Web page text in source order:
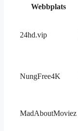
Webbplats
24hd.vip
NungFree4K
MadAboutMoviez